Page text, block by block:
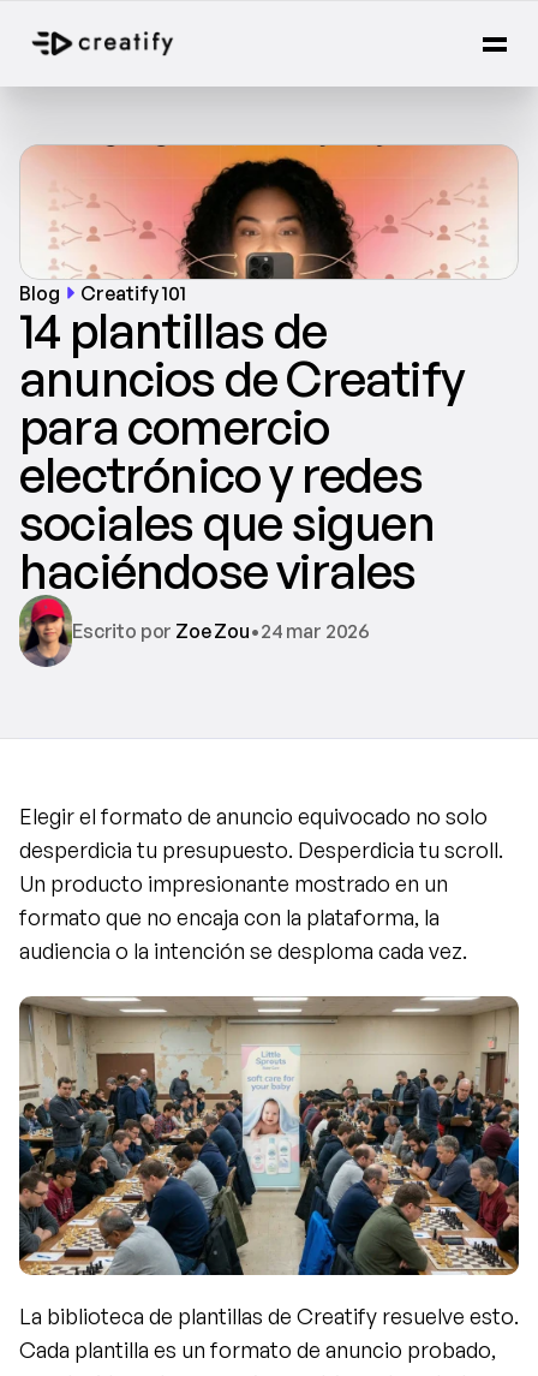
Blog Creatify 101
14 plantillas de
anuncios de Creatify
para comercio
electrónico y redes
sociales que siguen
haciéndose virales
Escrito por Zoe Zou•24 mar 2026
Elegir el formato de anuncio equivocado no solo
desperdicia tu presupuesto. Desperdicia tu scroll.
Un producto impresionante mostrado en un
formato que no encaja con la plataforma, la
audiencia o la intención se desploma cada vez.
La biblioteca de plantillas de Creatify resuelve esto.
Cada plantilla es un formato de anuncio probado,